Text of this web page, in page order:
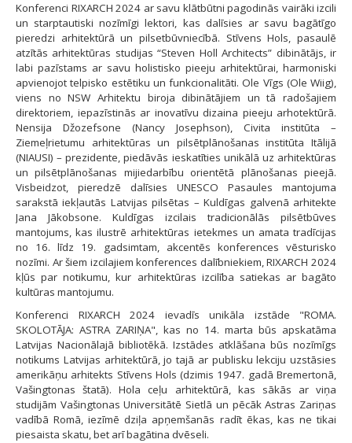
Konferenci RIXARCH 2024 ar savu klātbūtni pagodinās vairāki izcili
un starptautiski nozīmīgi lektori, kas dalīsies ar savu bagātīgo
pieredzi arhitektūrā un pilsetbūvniecībā. Stīvens Hols, pasaulē
atzītās arhitektūras studijas “Steven Holl Architects” dibinātājs, ir
labi pazīstams ar savu holistisko pieeju arhitektūrai, harmoniski
apvienojot telpisko estētiku un funkcionalitāti. Ole Vīgs (Ole Wiig),
viens no NSW Arhitektu biroja dibinātājiem un tā radošajiem
direktoriem, iepazīstinās ar inovatīvu dizaina pieeju arhotektūrā.
Nensija Džozefsone (Nancy Josephson), Civita institūta –
Ziemeļrietumu arhitektūras un pilsētplānošanas institūta Itālijā
(NIAUSI) – prezidente, piedāvās ieskatīties unikālā uz arhitektūras
un pilsētplānošanas mijiedarbību orientētā plānošanas pieejā.
Visbeidzot, pieredzē dalīsies UNESCO Pasaules mantojuma
sarakstā iekļautās Latvijas pilsētas – Kuldīgas galvenā arhitekte
Jana Jākobsone. Kuldīgas izcilais tradicionālās pilsētbūves
mantojums, kas ilustrē arhitektūras ietekmes un amata tradīcijas
no 16. līdz 19. gadsimtam, akcentēs konferences vēsturisko
nozīmi. Ar šiem izcilajiem konferences dalībniekiem, RIXARCH 2024
kļūs par notikumu, kur arhitektūras izcilība satiekas ar bagāto
kultūras mantojumu.
Konferenci RIXARCH 2024 ievadīs unikāla izstāde "ROMA.
SKOLOTĀJA: ASTRA ZARIŅA", kas no 14. marta būs apskatāma
Latvijas Nacionālajā bibliotēkā. Izstādes atklāšana būs nozīmīgs
notikums Latvijas arhitektūrā, jo tajā ar publisku lekciju uzstāsies
amerikāņu arhitekts Stīvens Hols (dzimis 1947. gadā Bremertonā,
Vašingtonas štatā). Hola ceļu arhitektūrā, kas sākās ar viņa
studijām Vašingtonas Universitātē Sietlā un pēcāk Astras Zariņas
vadībā Romā, iezīmē dziļa apņemšanās radīt ēkas, kas ne tikai
piesaista skatu, bet arī bagātina dvēseli.